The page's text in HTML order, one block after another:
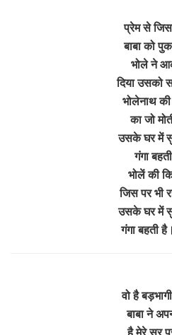
प्रेम से
बाबा को
भोले ने
दिया उसको
भोलेनाथ की
का जो
उसके घर में
गंगा
भोलें की
जिस पर भी
उसके घर में
गंगा बहती
वो है
बाबा ने
है मेरे सर